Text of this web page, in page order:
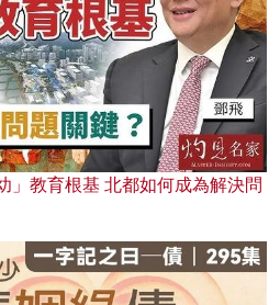
」教育根基 北都如何成為解決問